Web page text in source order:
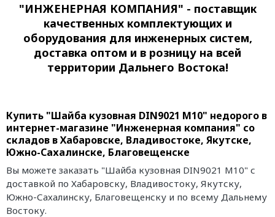
"ИНЖЕНЕРНАЯ КОМПАНИЯ" - поставщик
качественных комплектующих и
оборудования для инженерных систем,
доставка оптом и в розницу на всей
территории Дальнего Востока!
Купить "Шайба кузовная DIN9021 М10" недорого в
интернет-магазине "Инженерная компания" со
складов в Хабаровске, Владивостоке, Якутске,
Южно-Сахалинске, Благовещенске
Вы можете заказать "Шайба кузовная DIN9021 М10" с
доставкой по Хабаровску, Владивостоку, Якутску,
Южно-Сахалинску, Благовещенску и по всему Дальнему
Востоку.